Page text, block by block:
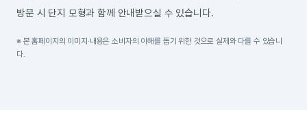
방문 시 단지 모형과 함께 안내받으실 수 있습니다.
※ 본 홈페이지의 이미지·내용은 소비자의 이해를 돕기 위한 것으로 실제와 다를 수 있습니
다.